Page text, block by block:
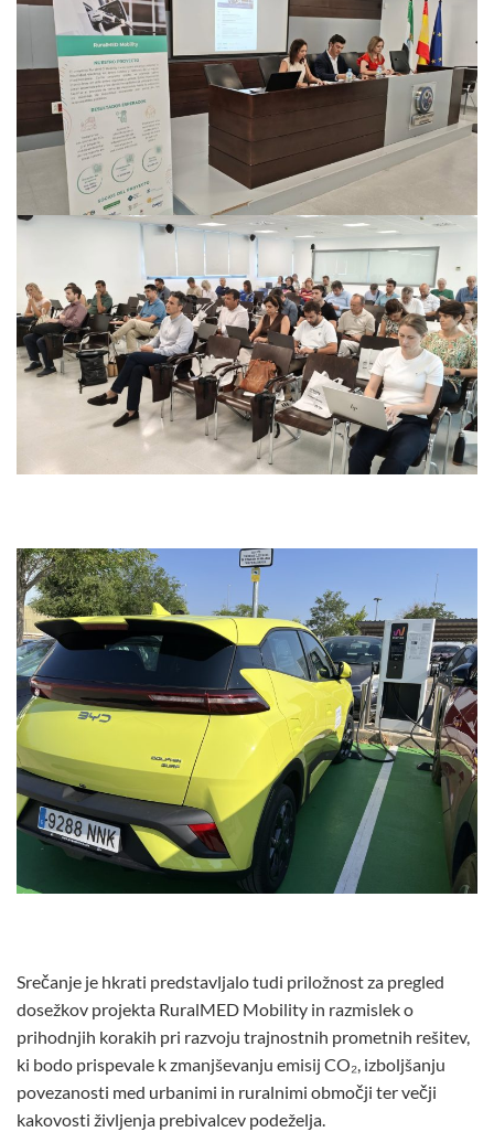
Srečanje je hkrati predstavljalo tudi priložnost za pregled
dosežkov projekta RuralMED Mobility in razmislek o
prihodnjih korakih pri razvoju trajnostnih prometnih rešitev,
ki bodo prispevale k zmanjševanju emisij CO₂, izboljšanju
povezanosti med urbanimi in ruralnimi območji ter večji
kakovosti življenja prebivalcev podeželja.